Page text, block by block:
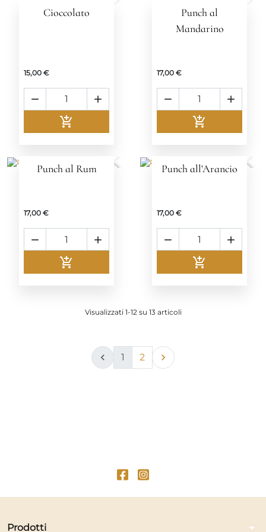
Cioccolato
15,00 €
 

Punch al
Mandarino
17,00 €
 

Punch al Rum
17,00 €
 

favorite_border
Punch all'Arancio
17,00 €
 

Visualizzati 1-12 su 13 articoli
 1 2 
Prodotti arrow_drop_down